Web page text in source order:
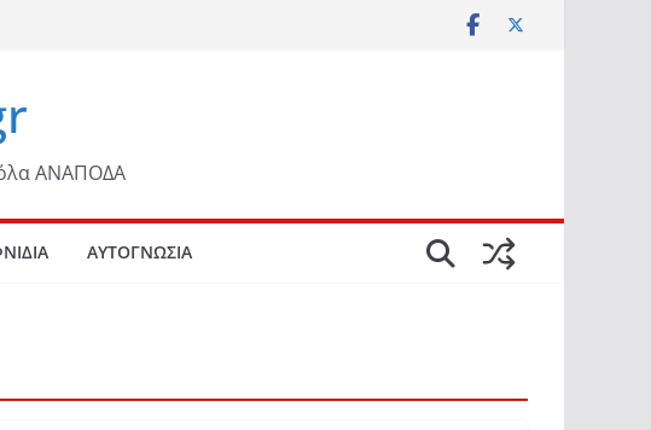
όλα ΑΝΑΠΟΔΑ
ΑΥΤΟΓΝΩΣΙΑ